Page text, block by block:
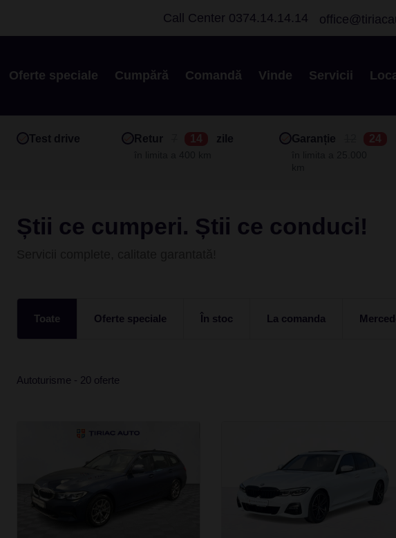
Call Center 0374.14.14.14
Oferte speciale Cumpără Comandă Vinde Servicii
Test drive Retur 14 zile Garanție 24
Știi ce cumperi. Știi ce conduci!
Toate Oferte speciale În stoc La comanda
Autoturisme - 20 oferte